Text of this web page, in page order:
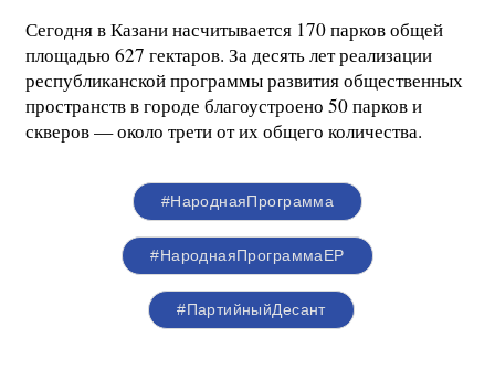
Сегодня в Казани насчитывается 170 парков общей
площадью 627 гектаров. За десять лет реализации
республиканской программы развития общественных
пространств в городе благоустроено 50 парков и
скверов — около трети от их общего количества.
#НароднаяПрограмма
#НароднаяПрограммаЕР
#ПартийныйДесант